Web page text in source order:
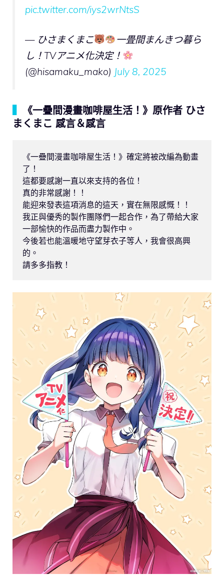
pic.twitter.com/iys2wrNtsS
— ひさまくまこ
一畳間まんきつ暮ら
し！TVアニメ化決定！
(@hisamaku_mako) July 8, 2025
《一疊間漫畫咖啡屋生活！》原作者 ひさ
まくまこ 感言＆感言
《一疊間漫畫咖啡屋生活！》確定將被改編為動畫
了！
這都要感謝一直以來支持的各位！
真的非常感謝！！
能迎來發表這項消息的這天，實在無限感慨！！
我正與優秀的製作團隊們一起合作，為了帶給大家
一部愉快的作品而盡力製作中。
今後若也能溫暖地守望芽衣子等人，我會很高興
的。
請多多指教！